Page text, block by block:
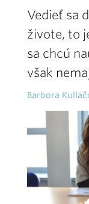
Vedieť sa
živote, to
sa chcú
však
Barbora